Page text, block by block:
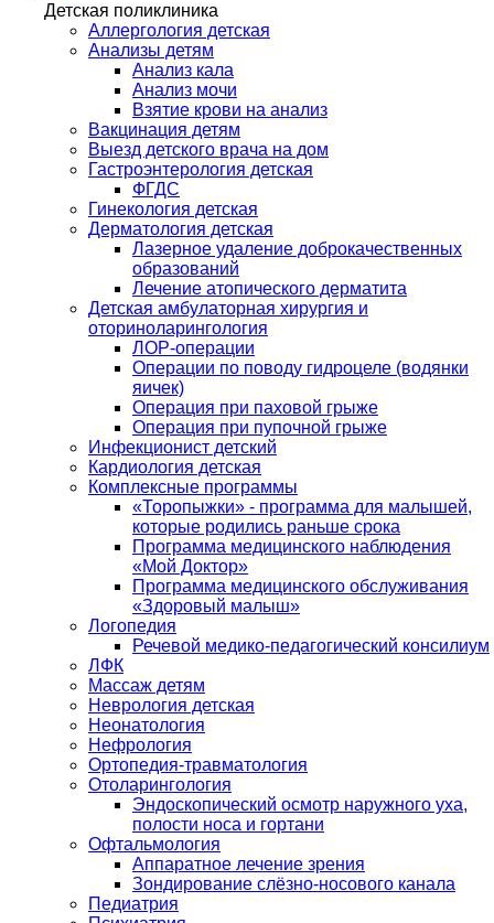
Детская поликлиника
Аллергология детская
Анализы детям
Анализ кала
Анализ мочи
Взятие крови на анализ
Вакцинация детям
Выезд детского врача на дом
Гастроэнтерология детская
ФГДС
Гинекология детская
Дерматология детская
Лазерное удаление доброкачественных
образований
Лечение атопического дерматита
Детская амбулаторная хирургия и
оториноларингология
ЛОР-операции
Операции по поводу гидроцеле (водянки
яичек)
Операция при паховой грыже
Операция при пупочной грыже
Инфекционист детский
Кардиология детская
Комплексные программы
«Торопыжки» - программа для малышей,
которые родились раньше срока
Программа медицинского наблюдения
«Мой Доктор»
Программа медицинского обслуживания
«Здоровый малыш»
Логопедия
Речевой медико-педагогический консилиум
ЛФК
Массаж детям
Неврология детская
Неонатология
Нефрология
Ортопедия-травматология
Отоларингология
Эндоскопический осмотр наружного уха,
полости носа и гортани
Офтальмология
Аппаратное лечение зрения
Зондирование слёзно-носового канала
Педиатрия